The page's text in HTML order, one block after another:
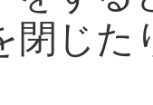
閉じた